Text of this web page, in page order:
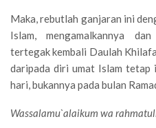
Maka, rebutlah ganjaran ini
Islam, mengamalkannya
tertegak kembali Daulah
daripada diri umat Islam tetap
hari, bukannya pada bulan
Wassalamu`alaikum wa